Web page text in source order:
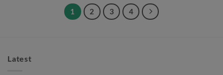
1 2 3 4
Latest